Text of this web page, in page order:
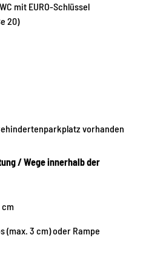
mit EURO-Schlüssel
20)
vorhanden
/ Wege innerhalb der
(max. 3 cm) oder Rampe